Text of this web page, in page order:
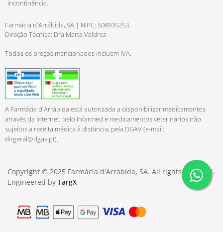
incontinência.
Farmácia d'Arrábida, SA | NIPC: 508935253
Direção Técnica: Dra Marta Valdrez
Todos os preços mencionados incluem IVA.
A Farmácia d'Arrábida está autorizada a disponibilizar medicamentos
através da Internet, pelo Infarmed e medicamentos veterinários não
sujeitos a receita médica à distância, pela DGAV (e-mail:
dirgeral@dgav.pt).
Copyright © 2025 Farmácia d'Arrábida, SA. All rights reserved.
Engineered by TargX